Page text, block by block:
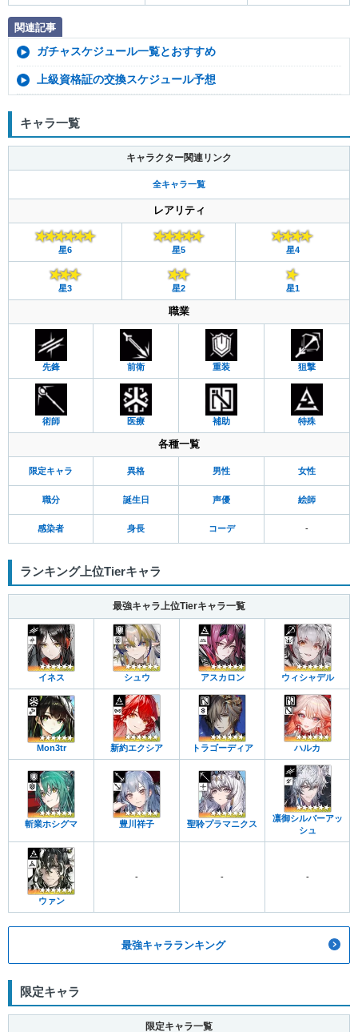
関連記事
ガチャスケジュール一覧とおすすめ
上級資格証の交換スケジュール予想
キャラ一覧
キャラクター関連リンク
全キャラ一覧
レアリティ
星6 星5 星4
星3 星2 星1
職業
先鋒 前衛 重装 狙撃
術師 医療 補助 特殊
各種一覧
限定キャラ 異格 男性 女性
職分 誕生日 声優 絵師
感染者 身長 コーデ -
ランキング上位Tierキャラ
最強キャラ上位Tierキャラ一覧
イネス シュウ アスカロン ウィシャデル
Mon3tr 新約エクシア トラゴーディア ハルカ
斬業ホシグマ 豊川祥子 聖聆プラマニクス
凛御シルバーアッ
シュ
ウァン
- - -
最強キャラランキング
限定キャラ
限定キャラ一覧